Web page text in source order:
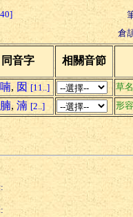
倉
同音字 相關音節
喃, 囡 [11..] 草名
腩, 湳 [2..]
形